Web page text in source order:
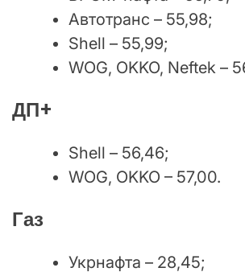
Автотранс – 55,98;
Shell – 55,99;
WOG, OKKO, Neftek –
ДП+
Shell – 56,46;
WOG, OKKO – 57,00.
Газ
Укрнафта – 28,45;